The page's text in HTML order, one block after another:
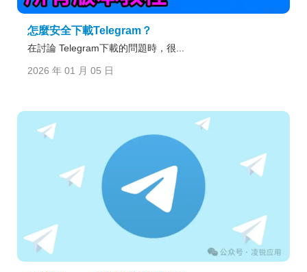
怎麼安全下載Telegram？
在討論 Telegram下載的問題時，很...
2026 年 01 月 05 日